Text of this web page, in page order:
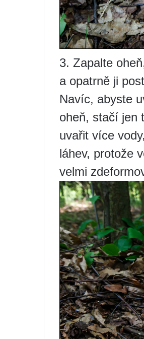
3. Zapalte
a opatrně ji
Navíc, abyste
oheň, stačí jen
uvařit více
láhev, protože
velmi